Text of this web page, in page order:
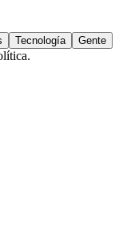
Tecnología Gente
.